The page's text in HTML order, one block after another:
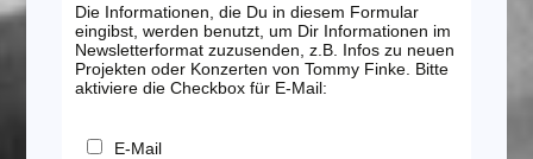
Die Informationen, die Du in diesem Formular
eingibst, werden benutzt, um Dir Informationen im
Newsletterformat zuzusenden, z.B. Infos zu neuen
Projekten oder Konzerten von Tommy Finke. Bitte
aktiviere die Checkbox für E-Mail:
E-Mail